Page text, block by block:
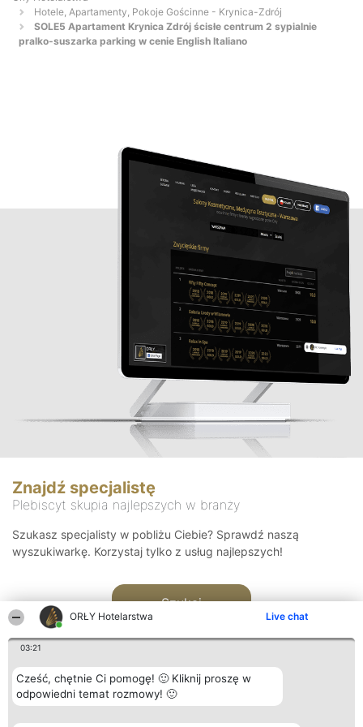
ORŁY Hotelarstwa Live chat
03:21
Cześć, chętnie Ci pomogę! 🙂 Kliknij proszę w
odpowiedni temat rozmowy! 🙂
Hotele, Apartamenty, Pokoje Gościnne - Krynica-Zdrój
SOLE5 Apartament Krynica Zdrój ścisłe centrum 2 sypialnie
pralko-suszarka parking w cenie English Italiano
Znajdź specjalistę
Plebiscyt skupia najlepszych w branży
Szukasz specjalisty w pobliżu Ciebie? Sprawdź naszą
wyszukiwarkę. Korzystaj tylko z usług najlepszych!
Szukaj
Organizator plebiscytu Plebiscyt Kontakt